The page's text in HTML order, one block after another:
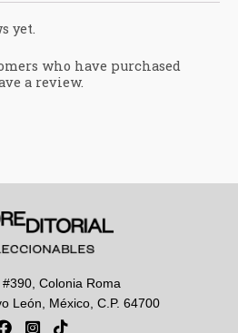
yet.
who have purchased
a review.
#390, Colonia Roma
León, México, C.P. 64700